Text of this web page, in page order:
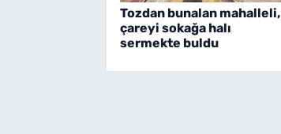
Tozdan bunalan mahalleli,
çareyi sokağa halı
sermekte buldu